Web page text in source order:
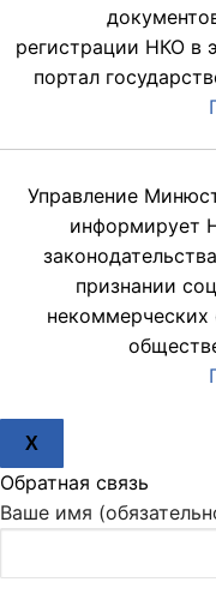
регистрации НКО в
портал
Управление
информирует
признании
некоммерческих
X
Обратная связь
Ваше имя